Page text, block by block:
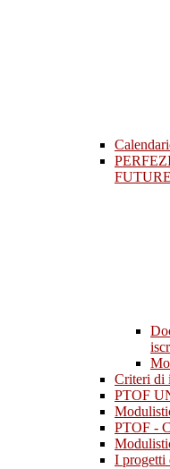
Criteri di
PTOF
PTOF -
I progetti